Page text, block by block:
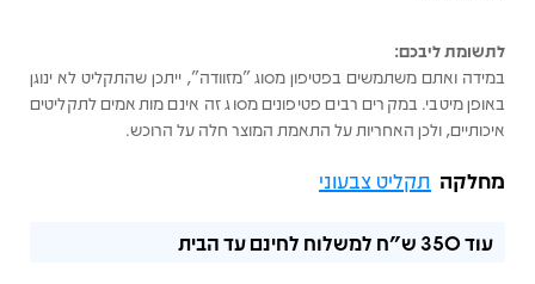
לתשומת ליבכם:
במידה ואתם משתמשים בפטיפון מסוג "מזוודה", ייתכן שהתקליט לא ינוגן
באופן מיטבי. במקרים רבים פטיפונים מסוג זה אינם מותאמים לתקליטים
איכותיים, ולכן האחריות על התאמת המוצר חלה על הרוכש.
מחלקה תקליט צבעוני
עוד350 ש"ח למשלוח לחינם עד הבית